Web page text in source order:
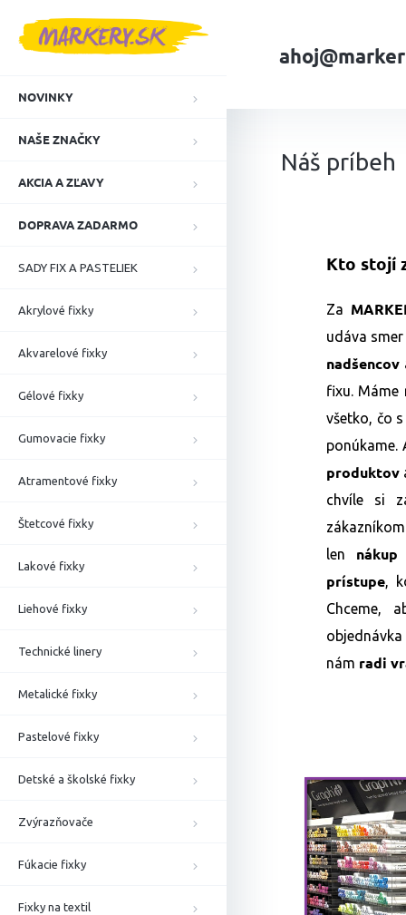
NOVINKY
NAŠE ZNAČKY
AKCIA A ZĽAVY
DOPRAVA ZADARMO
SADY FIX A PASTELIEK
Akrylové fixky
Akvarelové fixky
Gélové fixky
Gumovacie fixky
Atramentové fixky
Štetcové fixky
Lakové fixky
Liehové fixky
Technické linery
Metalické fixky
Pastelové fixky
Detské a školské fixky
Zvýrazňovače
Fúkacie fixky
Fixky na textil
Náš príbeh
Kto stojí
Za
udáva
nadšencov
fixu. Máme
všetko, čo
ponúkame.
produktov
chvíle si
len
prístupe,
Chceme,
nám radi